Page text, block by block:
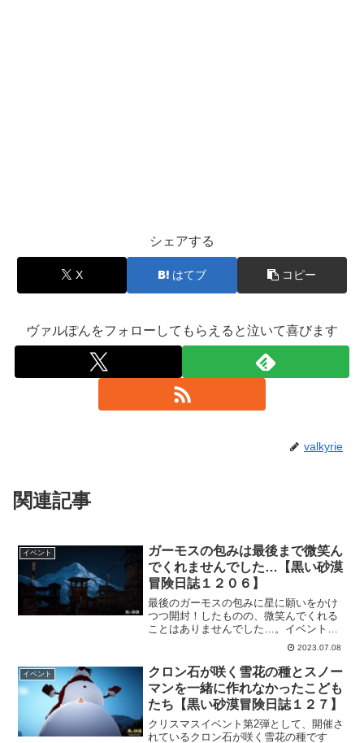
シェアする
X はてブ コピー
ヴァルぽんをフォローしてもらえると泣いて喜びます
valkyrie
関連記事
イベント
ガーモスの包みは最後まで微笑ん
でくれませんでした…【黒い砂漠
冒険日誌１２０６】
最後のガーモスの包みに星に願いをかけ
つつ開封！したものの、微笑んでくれる
ことはありませんでした…。イベント中
も開封しながら「あぁ…ガーモスよ」と
何度呟いた事かｗそれでも、シルバーや
らブラックストーンももらえたので無か
ったことを思えばいいなじゃないかと思
う事にします。
2023.07.08
イベント
クロン石が咲く雪花の種とスノー
マンを一緒に作れなかったこども
たち【黒い砂漠冒険日誌１２７】
クリスマスイベント第2弾として、開催さ
れているクロン石が咲く雪花の種です